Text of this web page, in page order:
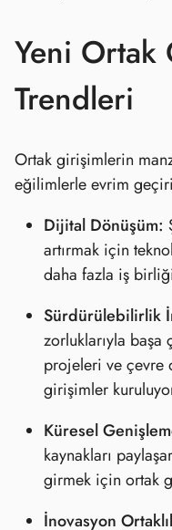
Yeni Ortak
Trendleri
Ortak girişimlerin
eğilimlerle evrim
Dijital Dönüşüm:
artırmak için
daha fazla iş
Sürdürülebilirlik
zorluklarıyla
projeleri ve çevre
girişimler
Küresel
kaynakları
girmek için ortak
İnovasyon